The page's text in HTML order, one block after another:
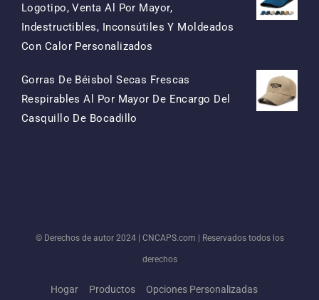
Logotipo, Venta Al Por Mayor,
Indestructibles, Inconsútiles Y Moldeados
Con Calor Personalizados
Original
Era:
Actual
Es:
Gorras De Béisbol Secas Frescas
Respirables Al Por Mayor De Encargo Del
Casquillo De Bocadillo
© Derechos de autor 2024 | CNCAPS.com | Reservados todos los
derechos
Hogar Productos Opciones Personalizadas